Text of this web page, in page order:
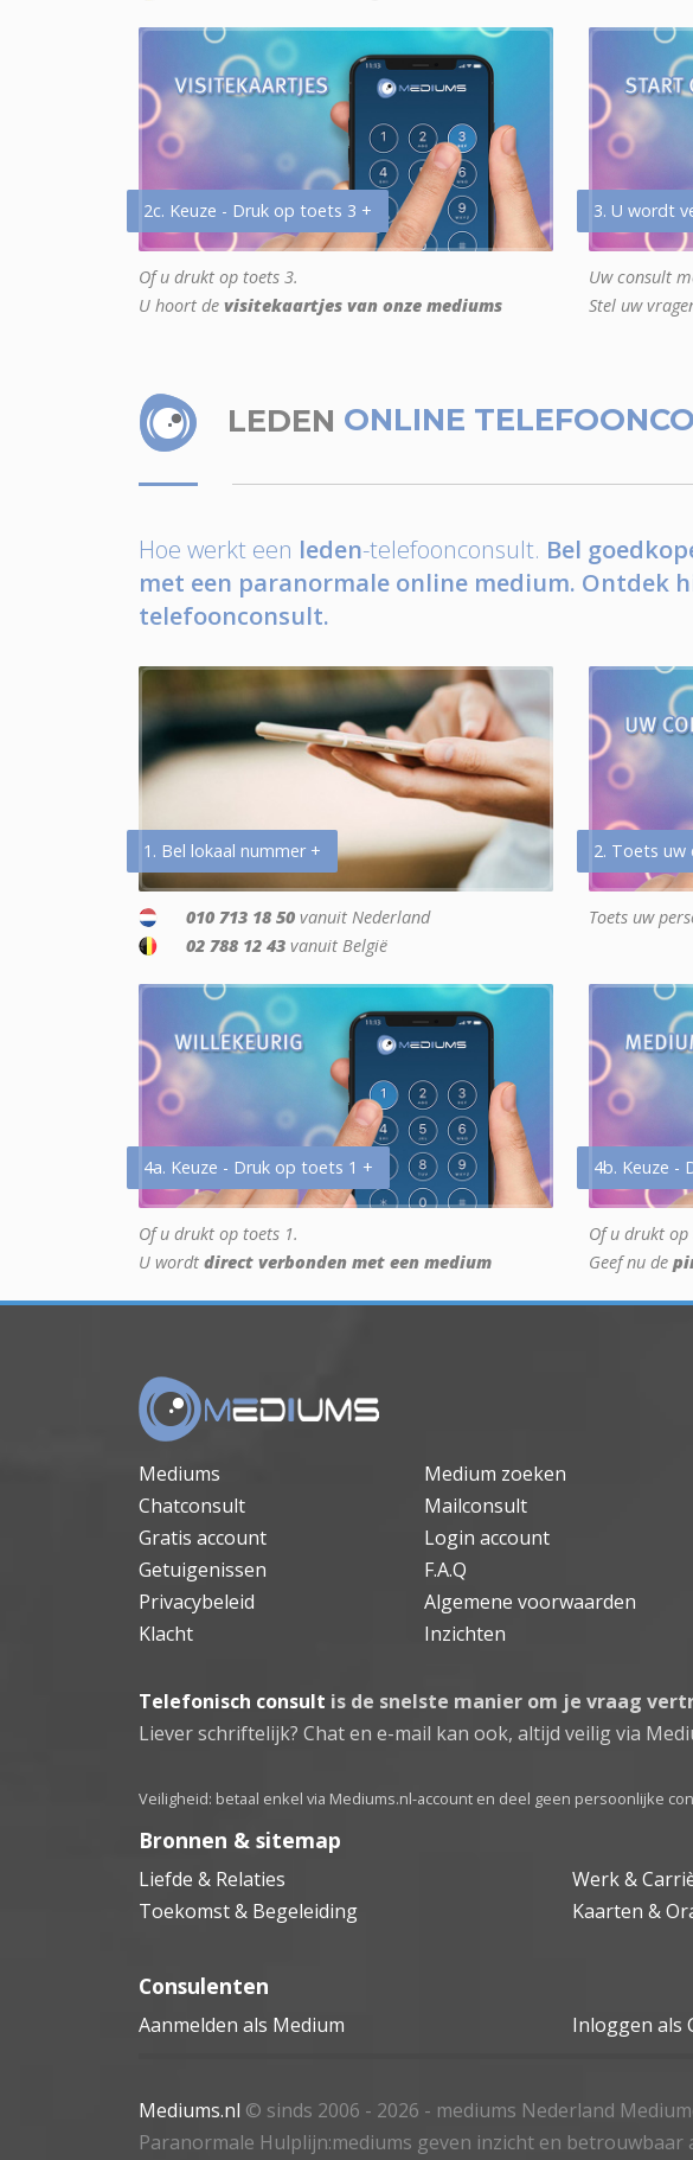
2c. Keuze - Druk op toets 3 +
Of u drukt op toets 3.
U hoort de visitekaartjes van onze mediums
3. U wordt
Uw consult
Stel uw
LEDEN ONLINE
Hoe werkt een leden-telefoonconsult. Bel
met een paranormale online medium. Ontdek
telefoonconsult.
1. Bel lokaal nummer +
010 713 18 50 vanuit Nederland
02 788 12 43 vanuit België
2. Toets uw
Toets uw
4a. Keuze - Druk op toets 1 +
Of u drukt op toets 1.
U wordt direct verbonden met een medium
4b. Keuze -
Of u drukt op
Geef nu de
Mediums Medium zoeken
Chatconsult
Mailconsult
Gratis account
Login account
Getuigenissen
F.A.Q
Privacybeleid
Algemene voorwaarden
Klacht
Inzichten
Telefonisch consult is de snelste manier om je vraag
Liever schriftelijk? Chat en e-mail kan ook, altijd veilig via
Veiligheid: betaal enkel via Mediums.nl-account en deel geen persoonlijke
Bronnen & sitemap
Liefde & Relaties Werk &
Toekomst & Begeleiding
Kaarten &
Consulenten
Aanmelden als Medium Inloggen als
Mediums.nl © sinds 2006 - 2026 - mediums Nederland
Paranormale Hulplijn:mediums geven inzicht en